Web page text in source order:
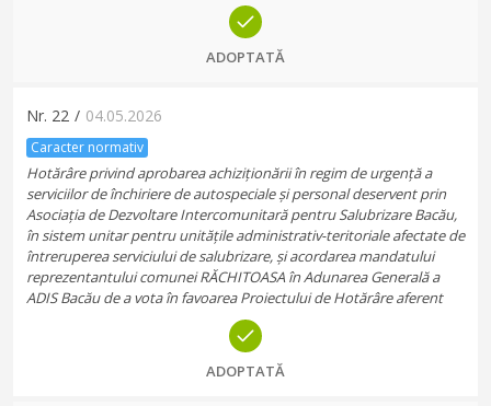
ADOPTATĂ
Nr. 22 / 04.05.2026
Caracter normativ
Hotărâre privind aprobarea achiziționării în regim de urgență a
serviciilor de închiriere de autospeciale și personal deservent prin
Asociația de Dezvoltare Intercomunitară pentru Salubrizare Bacău,
în sistem unitar pentru unitățile administrativ-teritoriale afectate de
întreruperea serviciului de salubrizare, și acordarea mandatului
reprezentantului comunei RĂCHITOASA în Adunarea Generală a
ADIS Bacău de a vota în favoarea Proiectului de Hotărâre aferent
ADOPTATĂ